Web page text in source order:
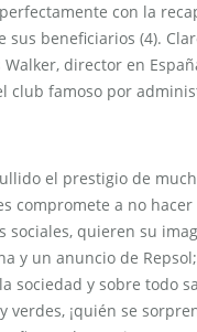
con la
sus beneficiarios (4).
director en
club famoso por
el prestigio de
compromete a no
sociales, quieren su
y un anuncio de
sociedad y sobre todo
verdes, ¡quién se